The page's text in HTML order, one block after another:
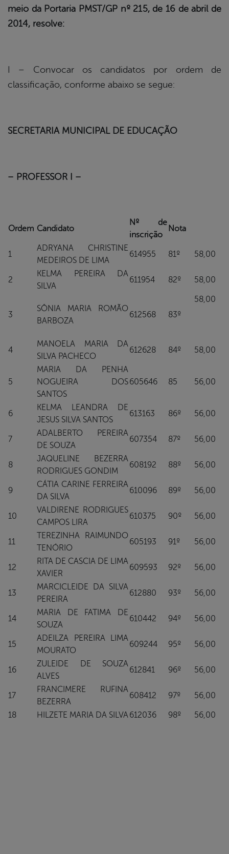
meio da Portaria PMST/GP nº 215, de 16 de abril de
2014, resolve:
I – Convocar os candidatos por ordem de
classificação, conforme abaixo se segue:
SECRETARIA MUNICIPAL DE EDUCAÇÃO
– PROFESSOR I –
Ordem Candidato
Nº de
inscrição
Nota
1
ADRYANA CHRISTINE
MEDEIROS DE LIMA
614955 81º 58,00
2
KELMA PEREIRA DA
SILVA
611954 82º 58,00
3
SÔNIA MARIA ROMÃO
BARBOZA
612568 83º
58,00
4
MANOELA MARIA DA
SILVA PACHECO
612628 84º 58,00
5
MARIA DA PENHA
NOGUEIRA DOS
SANTOS
605646 85 56,00
6
KELMA LEANDRA DE
JESUS SILVA SANTOS
613163 86º 56,00
7
ADALBERTO PEREIRA
DE SOUZA
607354 87º 56,00
8
JAQUELINE BEZERRA
RODRIGUES GONDIM
608192 88º 56,00
9
CÁTIA CARINE FERREIRA
DA SILVA
610096 89º 56,00
10
VALDIRENE RODRIGUES
CAMPOS LIRA
610375 90º 56,00
11
TEREZINHA RAIMUNDO
TENÓRIO
605193 91º 56,00
12
RITA DE CASCIA DE LIMA
XAVIER
609593 92º 56,00
13
MARCICLEIDE DA SILVA
PEREIRA
612880 93º 56,00
14
MARIA DE FATIMA DE
SOUZA
610442 94º 56,00
15
ADEILZA PEREIRA LIMA
MOURATO
609244 95º 56,00
16
ZULEIDE DE SOUZA
ALVES
612841 96º 56,00
17
FRANCIMERE RUFINA
BEZERRA
608412 97º 56,00
18 HILZETE MARIA DA SILVA612036 98º 56,00